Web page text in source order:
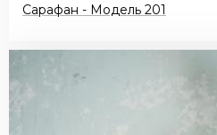
Сарафан - Модель 201